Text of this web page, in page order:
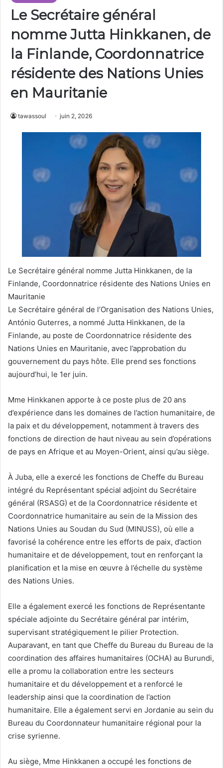
Le Secrétaire général
nomme Jutta Hinkkanen, de
la Finlande, Coordonnatrice
résidente des Nations Unies
en Mauritanie
tawassoul juin 2, 2026
Le Secrétaire général nomme Jutta Hinkkanen, de la
Finlande, Coordonnatrice résidente des Nations Unies en
Mauritanie
Le Secrétaire général de l’Organisation des Nations Unies,
António Guterres, a nommé Jutta Hinkkanen, de la
Finlande, au poste de Coordonnatrice résidente des
Nations Unies en Mauritanie, avec l’approbation du
gouvernement du pays hôte. Elle prend ses fonctions
aujourd’hui, le 1er juin.
Mme Hinkkanen apporte à ce poste plus de 20 ans
d’expérience dans les domaines de l’action humanitaire, de
la paix et du développement, notamment à travers des
fonctions de direction de haut niveau au sein d’opérations
de pays en Afrique et au Moyen-Orient, ainsi qu’au siège.
À Juba, elle a exercé les fonctions de Cheffe du Bureau
intégré du Représentant spécial adjoint du Secrétaire
général (RSASG) et de la Coordonnatrice résidente et
Coordonnatrice humanitaire au sein de la Mission des
Nations Unies au Soudan du Sud (MINUSS), où elle a
favorisé la cohérence entre les efforts de paix, d’action
humanitaire et de développement, tout en renforçant la
planification et la mise en œuvre à l’échelle du système
des Nations Unies.
Elle a également exercé les fonctions de Représentante
spéciale adjointe du Secrétaire général par intérim,
supervisant stratégiquement le pilier Protection.
Auparavant, en tant que Cheffe du Bureau du Bureau de la
coordination des affaires humanitaires (OCHA) au Burundi,
elle a promu la collaboration entre les secteurs
humanitaire et du développement et a renforcé le
leadership ainsi que la coordination de l’action
humanitaire. Elle a également servi en Jordanie au sein du
Bureau du Coordonnateur humanitaire régional pour la
crise syrienne.
Au siège, Mme Hinkkanen a occupé les fonctions de